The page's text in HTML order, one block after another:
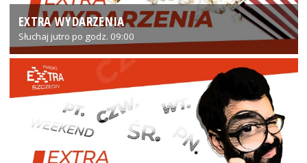
EXTRA WYDARZENIA
Słuchaj jutro po godz. 09:00